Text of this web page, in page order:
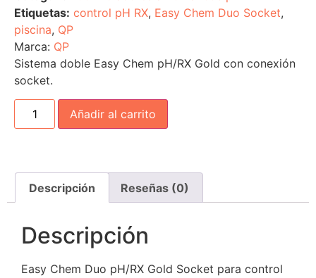
Etiquetas: control pH RX, Easy Chem Duo Socket,
piscina, QP
Marca: QP
Sistema doble Easy Chem pH/RX Gold con conexión
socket.
Añadir al carrito
Descripción Reseñas (0)
Descripción
Easy Chem Duo pH/RX Gold Socket para control